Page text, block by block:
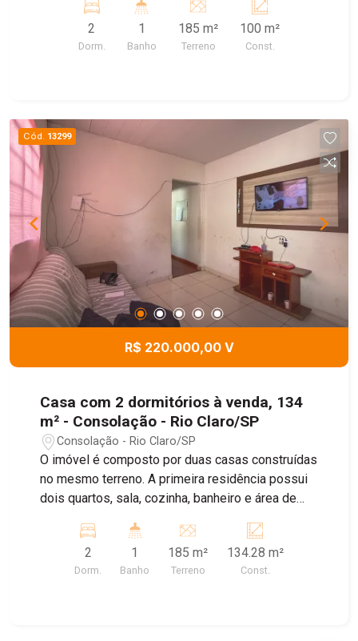
demais serviços essenciais, proporcionando
praticidade e comodidade para o dia a dia. Ideal
para quem busca conforto e uma ótima
2
Dorm.
1
Banho
185 m²
Terreno
100 m²
Const.
Cód. 13299
R$ 220.000,00 V
Casa com 2 dormitórios à venda, 134
m² - Consolação - Rio Claro/SP
Consolação - Rio Claro/SP
O imóvel é composto por duas casas construídas
no mesmo terreno. A primeira residência possui
dois quartos, sala, cozinha, banheiro e área de
dormitório, sala, cozinha, banheiro e área de
serviço, oferecendo uma opção independente de
moradia no mesmo terreno.
2
Dorm.
1
Banho
185 m²
Terreno
134.28 m²
Const.